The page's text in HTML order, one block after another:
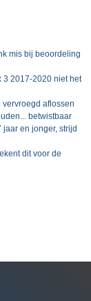
mis bij beoordeling
3 2017-2020 niet het
aflossen
betwistbaar
en jonger, strijd
dit voor de